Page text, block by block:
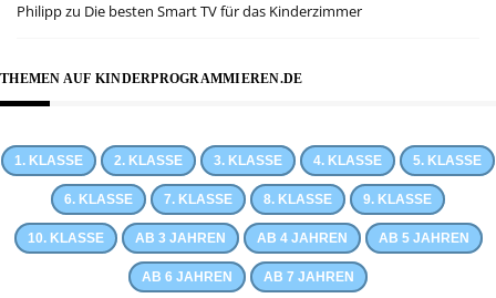
Philippzu Die besten Smart TV für das Kinderzimmer
THEMEN AUF KINDERPROGRAMMIEREN.DE
1. KLASSE 2. KLASSE 3. KLASSE 4. KLASSE 5. KLASSE
6. KLASSE 7. KLASSE 8. KLASSE 9. KLASSE
10. KLASSE AB 3 JAHREN AB 4 JAHREN AB 5 JAHREN
AB 6 JAHREN AB 7 JAHREN